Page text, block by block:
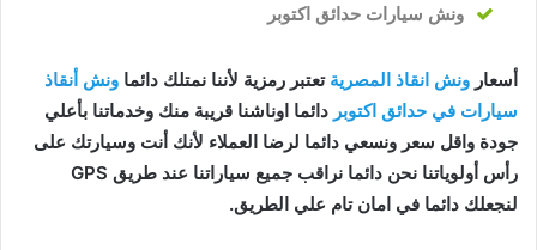
ونش سيارات حدائق اكتوبر
أسعار ونش انقاذ المصرية تعتبر رمزية لأننا نمتلك دائما ونش أنقاذ
سيارات في حدائق اكتوبر دائما اوناشنا قريبة منك وخدماتنا بأعلي
جودة واقل سعر ونسعي دائما لرضا العملاء لأنك أنت وسيارتك على
رأس أولوياتنا نحن دائما نراقب جميع سياراتنا عند طريق GPS
لنجعلك دائما في امان تام علي الطريق.